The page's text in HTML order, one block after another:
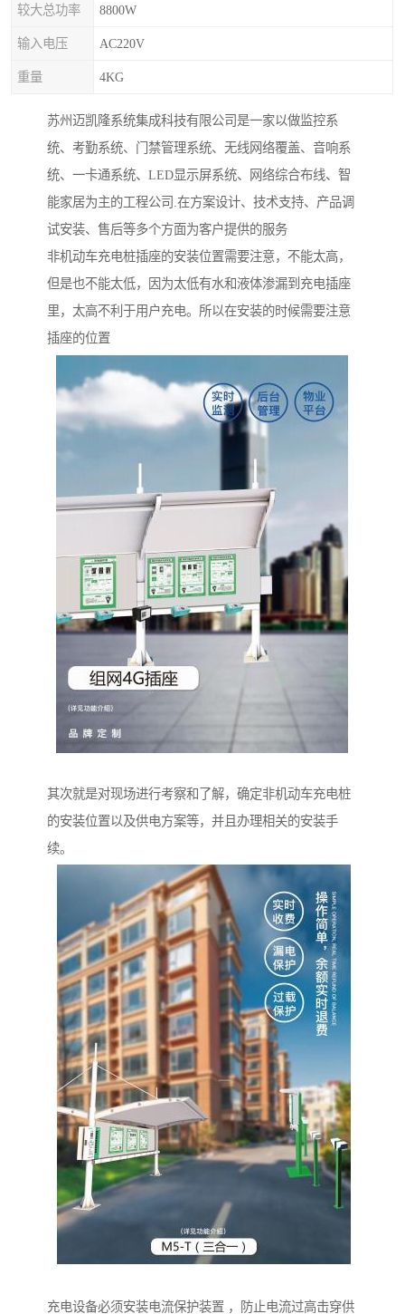
较大总功率 8800W
输入电压 AC220V
重量 4KG
苏州迈凯隆系统集成科技有限公司是一家以做监控系
统、考勤系统、门禁管理系统、无线网络覆盖、音响系
统、一卡通系统、LED显示屏系统、网络综合布线、智
能家居为主的工程公司.在方案设计、技术支持、产品调
试安装、售后等多个方面为客户提供的服务
非机动车充电桩插座的安装位置需要注意，不能太高，
但是也不能太低，因为太低有水和液体渗漏到充电插座
里，太高不利于用户充电。所以在安装的时候需要注意
插座的位置
其次就是对现场进行考察和了解，确定非机动车充电桩
的安装位置以及供电方案等，并且办理相关的安装手
续。
充电设备必须安装电流保护装置 ，防止电流过高击穿供